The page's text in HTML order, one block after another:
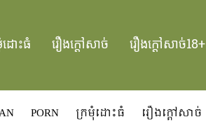
ោះធំ រឿងក្ដៅសាច់ រឿងក្ដៅសាច់18+
PORN ក្រមំុដោះធំ រឿងក្ដៅសាច់